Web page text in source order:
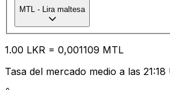
MTL - Lira maltesa
1.00 LKR = 0,001109 MTL
Tasa del mercado medio a las 21:18